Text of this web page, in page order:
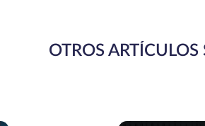
OTROS ARTÍCULOS